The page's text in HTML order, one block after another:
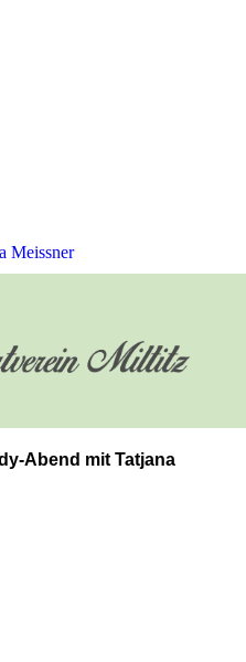
Meissner
Abend mit Tatjana